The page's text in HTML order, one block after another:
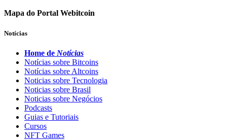
Mapa do Portal Webitcoin
Notícias
Home de Notícias
Notícias sobre Bitcoins
Notícias sobre Altcoins
Noticias sobre Tecnologia
Noticias sobre Brasil
Noticias sobre Negócios
Podcasts
Guias e Tutoriais
Cursos
NFT Games